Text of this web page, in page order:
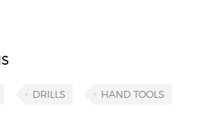
DRILLS HAND TOOLS